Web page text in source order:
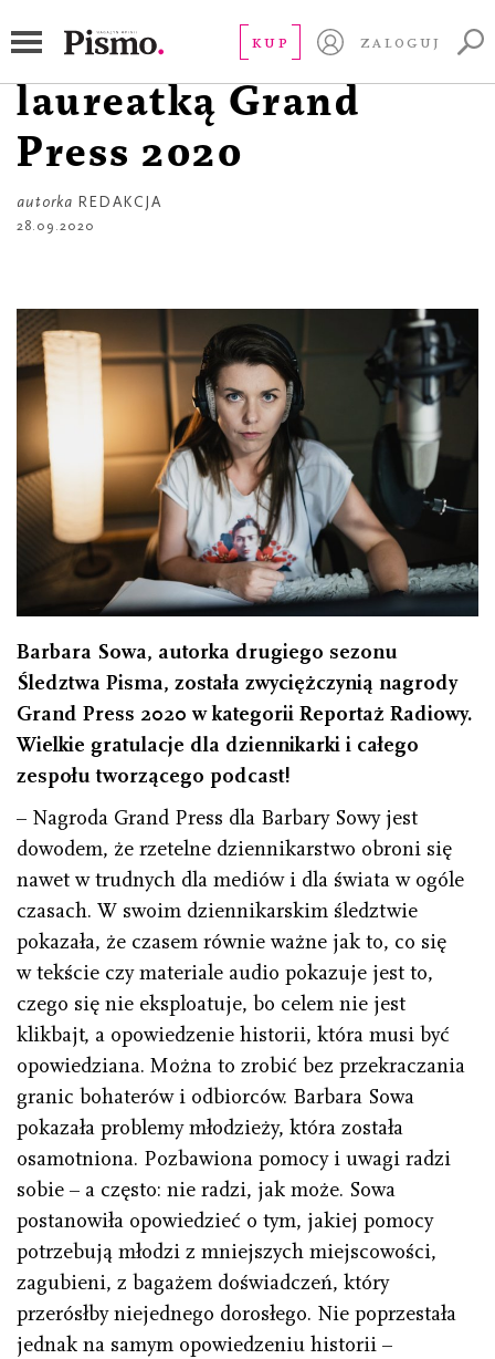
KUP ZALOGUJ
Barbara Sowa
laureatką Grand
Press 2020
autorka REDAKCJA
28.09.2020
Barbara Sowa, autorka drugiego sezonu
Śledztwa Pisma, została zwyciężczynią nagrody
Grand Press 2020 w kategorii Reportaż Radiowy.
Wielkie gratulacje dla dziennikarki i całego
zespołu tworzącego podcast!
– Nagroda Grand Press dla Barbary Sowy jest
dowodem, że rzetelne dziennikarstwo obroni się
nawet w trudnych dla mediów i dla świata w ogóle
czasach. W swoim dziennikarskim śledztwie
pokazała, że czasem równie ważne jak to, co się
w tekście czy materiale audio pokazuje jest to,
czego się nie eksploatuje, bo celem nie jest
klikbajt, a opowiedzenie historii, która musi być
opowiedziana. Można to zrobić bez przekraczania
granic bohaterów i odbiorców. Barbara Sowa
pokazała problemy młodzieży, która została
osamotniona. Pozbawiona pomocy i uwagi radzi
sobie – a często: nie radzi, jak może. Sowa
postanowiła opowiedzieć o tym, jakiej pomocy
potrzebują młodzi z mniejszych miejscowości,
zagubieni, z bagażem doświadczeń, który
przerósłby niejednego dorosłego. Nie poprzestała
jednak na samym opowiedzeniu historii –